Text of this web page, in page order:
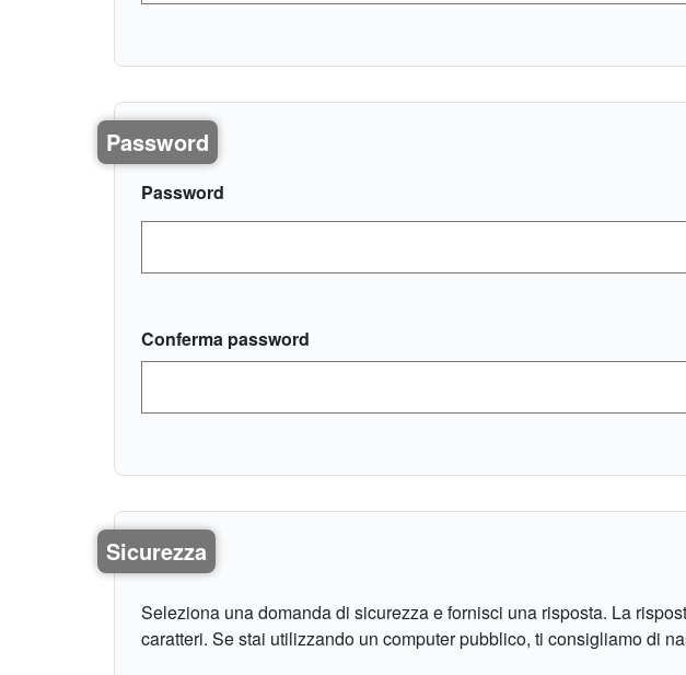
Password
Password
Conferma password
Sicurezza
Seleziona una domanda di sicurezza e fornisci una risposta. La
caratteri. Se stai utilizzando un computer pubblico, ti consigliamo di